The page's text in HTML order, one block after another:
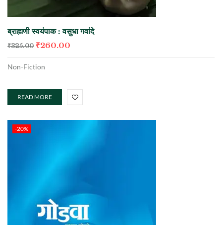
ब्राह्मणी स्वयंपाक : वसुधा गवांदे
₹325.00 ₹260.00
Non-Fiction
READ MORE
-20%